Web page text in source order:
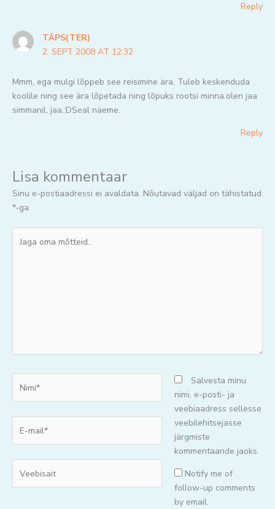
Reply
TÄPS(TER)
2. SEPT 2008 AT 12:32
Mmm, ega mulgi lõppeb see reisimine ära. Tuleb keskenduda
koolile ning see ära lõpetada ning lõpuks rootsi minna.olen jaa
simmanil, jaa.:DSeal näeme.
Reply
Lisa kommentaar
Sinu e-postiaadressi ei avaldata. Nõutavad väljad on tähistatud
*-ga
oma
mail*
Salvesta minu
nimi, e-posti- ja
veebiaadress sellesse
veebilehitsejasse
järgmiste
kommentaaride jaoks.
Notify me of
follow-up comments
by email.